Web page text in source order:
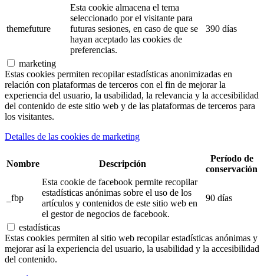
themefuture
Esta cookie almacena el tema
seleccionado por el visitante para
futuras sesiones, en caso de que se
hayan aceptado las cookies de
preferencias.
390 días
marketing
Estas cookies permiten recopilar estadísticas anonimizadas en
relación con plataformas de terceros con el fin de mejorar la
experiencia del usuario, la usabilidad, la relevancia y la accesibilidad
del contenido de este sitio web y de las plataformas de terceros para
los visitantes.
Detalles de las cookies de marketing
Nombre Descripción
Período de
conservación
_fbp
Esta cookie de facebook permite recopilar
estadísticas anónimas sobre el uso de los
artículos y contenidos de este sitio web en
el gestor de negocios de facebook.
90 días
estadísticas
Estas cookies permiten al sitio web recopilar estadísticas anónimas y
mejorar así la experiencia del usuario, la usabilidad y la accesibilidad
del contenido.